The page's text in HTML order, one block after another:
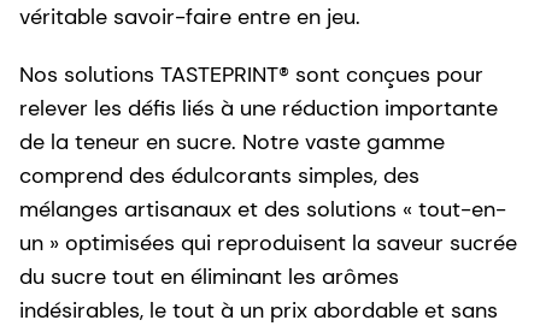
véritable savoir-faire entre en jeu.
Nos solutions TASTEPRINT® sont conçues pour
relever les défis liés à une réduction importante
de la teneur en sucre. Notre vaste gamme
comprend des édulcorants simples, des
mélanges artisanaux et des solutions « tout-en-
un » optimisées qui reproduisent la saveur sucrée
du sucre tout en éliminant les arômes
indésirables, le tout à un prix abordable et sans